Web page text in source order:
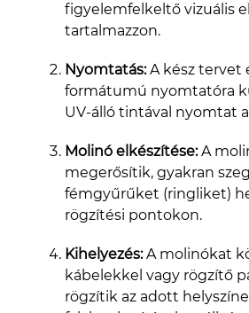
figyelemfelkeltő vizuális
tartalmazzon.
Nyomtatás:A kész tervet
formátumú nyomtatóra
UV-álló tintával nyomtat a
Molinó elkészítése:A
megerősítik, gyakran
fémgyűrűket (ringliket)
rögzítési pontokon.
Kihelyezés:A molinókat
kábelekkel vagy rögzítő
rögzítik az adott